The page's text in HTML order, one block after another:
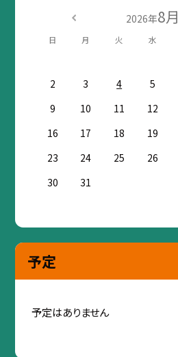
2026年8月
日 月 火 水
2
3 4 5
9
10 11 12
16
17 18 19
23
24 25 26
30
31
予定
予定はありません